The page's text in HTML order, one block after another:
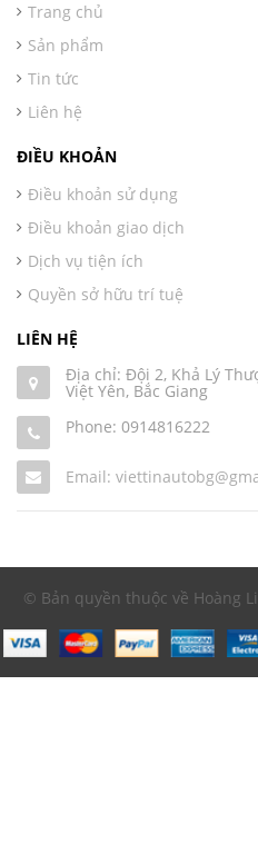
Trang chủ
Sản phẩm
Tin tức
Liên hệ
ĐIỀU KHOẢN
Điều khoản sử dụng
Điều khoản giao dịch
Dịch vụ tiện ích
Quyền sở hữu trí tuệ
LIÊN HỆ
Địa chỉ: Đội 2, Khả Lý
Việt Yên, Bắc Giang
Phone: 0914816222
Email:
© Bản quyền thuộc về Hoàng